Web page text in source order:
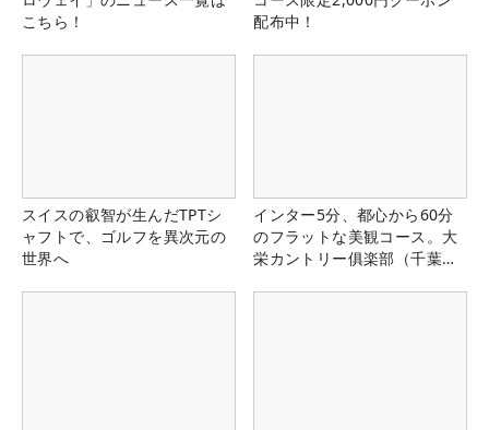
こちら！
配布中！
スイスの叡智が生んだTPTシ
ャフトで、ゴルフを異次元の
世界へ
インター5分、都心から60分
のフラットな美観コース。大
栄カントリー俱楽部（千葉